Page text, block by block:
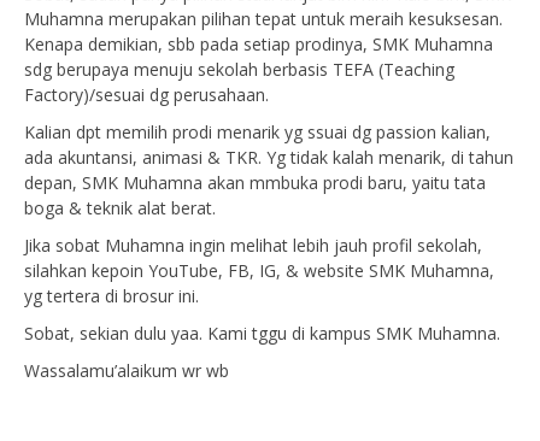
Muhamna merupakan pilihan tepat untuk meraih kesuksesan.
Kenapa demikian, sbb pada setiap prodinya, SMK Muhamna
sdg berupaya menuju sekolah berbasis TEFA (Teaching
Factory)/sesuai dg perusahaan.
Kalian dpt memilih prodi menarik yg ssuai dg passion kalian,
ada akuntansi, animasi & TKR. Yg tidak kalah menarik, di tahun
depan, SMK Muhamna akan mmbuka prodi baru, yaitu tata
boga & teknik alat berat.
Jika sobat Muhamna ingin melihat lebih jauh profil sekolah,
silahkan kepoin YouTube, FB, IG, & website SMK Muhamna,
yg tertera di brosur ini.
Sobat, sekian dulu yaa. Kami tggu di kampus SMK Muhamna.
Wassalamu’alaikum wr wb